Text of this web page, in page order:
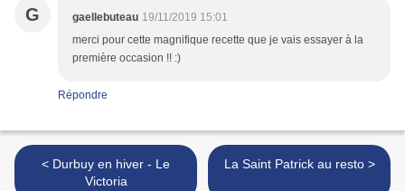
G gaellebuteau 19/11/2019 15:01
merci pour cette magnifique recette que je vais essayer à la
première occasion !! :)
Répondre
< Durbuy en hiver - Le
Victoria
La Saint Patrick au resto >